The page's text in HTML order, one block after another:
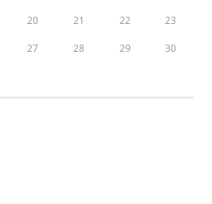
20 21 22 23
27 28 29 30